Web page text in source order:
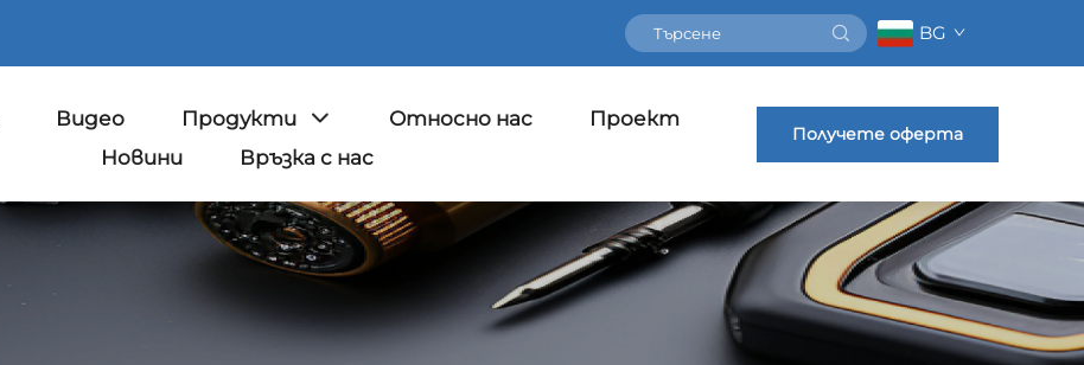
BG
Видео Продукти Относно нас
Проект
Новини
Връзка с нас
Получете оферта